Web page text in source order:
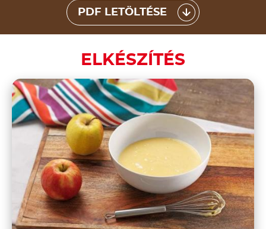
PDF LETÖLTÉSE
ELKÉSZÍTÉS